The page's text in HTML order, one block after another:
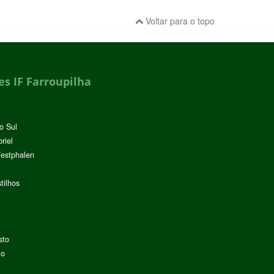
Voltar para o topo
IF Farroupilha
Sul